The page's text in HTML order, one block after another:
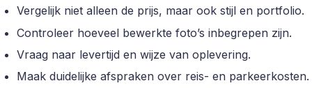
Vergelijk niet alleen de prijs, maar ook stijl en portfolio.
Controleer hoeveel bewerkte foto’s inbegrepen zijn.
Vraag naar levertijd en wijze van oplevering.
Maak duidelijke afspraken over reis- en parkeerkosten.